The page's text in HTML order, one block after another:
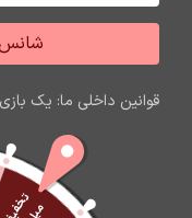
شانس
قوانین داخلی ما: یک بازی